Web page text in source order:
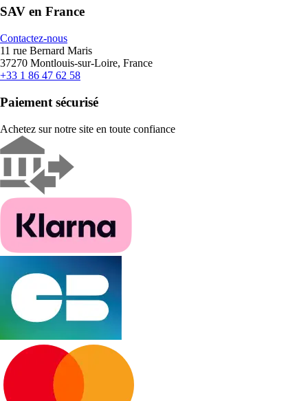
SAV en France
Contactez-nous
11 rue Bernard Maris
37270 Montlouis-sur-Loire, France
+33 1 86 47 62 58
Paiement sécurisé
Achetez sur notre site en toute confiance